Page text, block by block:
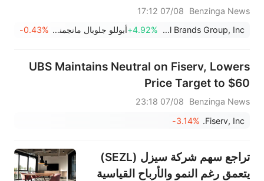
غو تعلن إفلاسها
Benzinga News
07/08 17:12
Digital Brands Group, Inc.
+4.92% أبوللو جلوبال مانجمنت -0.43%
UBS Maintains Neutral on Fiserv, Lowers
Price Target to $60
Benzinga News
07/08 23:18
Fiserv, Inc.
-3.14%
تراجع سهم شركة سيزل (SEZL)
يتعمق رغم النمو والأرباح القياسية